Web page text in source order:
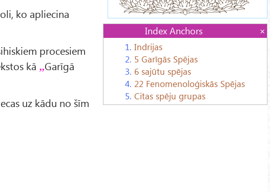
Index Anchors
1. Indrijas
2. 5 Garīgās Spējas
3. 6 sajūtu spējas
4. 22 Fenomenoloģiskās Spējas
5. Citas spēju grupas
ko apliecina
procesiem
kā
Garīgā
uz kādu no šīm